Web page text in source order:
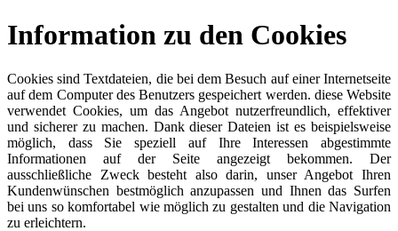
Information zu den Cookies
Cookies sind Textdateien, die bei dem Besuch auf einer Internetseite
auf dem Computer des Benutzers gespeichert werden. diese Website
verwendet Cookies, um das Angebot nutzerfreundlich, effektiver
und sicherer zu machen. Dank dieser Dateien ist es beispielsweise
möglich, dass Sie speziell auf Ihre Interessen abgestimmte
Informationen auf der Seite angezeigt bekommen. Der
ausschließliche Zweck besteht also darin, unser Angebot Ihren
Kundenwünschen bestmöglich anzupassen und Ihnen das Surfen
bei uns so komfortabel wie möglich zu gestalten und die Navigation
zu erleichtern.